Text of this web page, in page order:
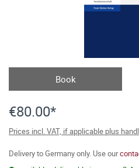
Book
€80.00*
Prices incl. VAT, if applicable plus
Delivery to Germany only. Use our